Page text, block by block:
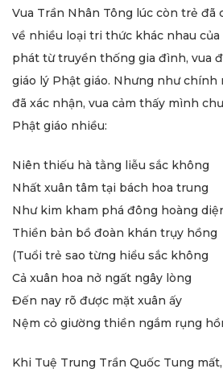
Vua Trần Nhân Tông lúc còn trẻ đã
về nhiều loại tri thức khác nhau
phát từ truyền thống gia đình, vua
giáo lý Phật giáo. Nhưng như chính
đã xác nhận, vua cảm thấy mình
Phật giáo nhiều:
Niên thiếu hà tằng liễu sắc không
Nhất xuân tâm tại bách hoa trung
Như kim kham phá đông hoàng
Thiền bản bồ đoàn khán trụy hồng
(Tuổi trẻ sao từng hiểu sắc không
Cả xuân hoa nở ngất ngây lòng
Đến nay rõ được mặt xuân ấy
Nệm cỏ giường thiền ngắm rụng
Khi Tuệ Trung Trần Quốc Tung